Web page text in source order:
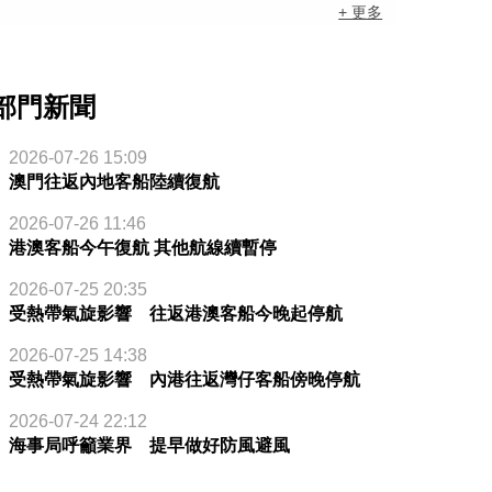
+ 更多
門新聞
2026-07-26 15:09
澳門往返內地客船陸續復航
2026-07-26 11:46
港澳客船今午復航 其他航線續暫停
2026-07-25 20:35
受熱帶氣旋影響 往返港澳客船今晚起停航
2026-07-25 14:38
受熱帶氣旋影響 內港往返灣仔客船傍晚停航
2026-07-24 22:12
海事局呼籲業界 提早做好防風避風